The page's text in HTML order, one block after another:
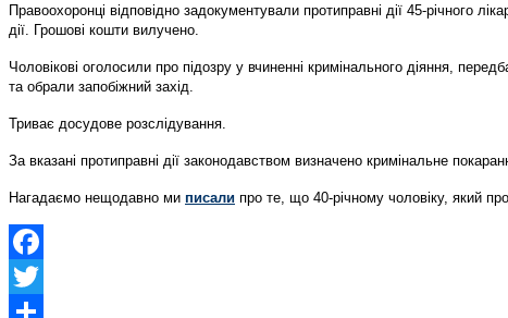
Правоохоронці відповідно задокументували протиправні дії 45-річного
дії. Грошові кошти вилучено.
Чоловікові оголосили про підозру у вчиненні кримінального діяння,
та обрали запобіжний захід.
Триває досудове розслідування.
За вказані протиправні дії законодавством визначено кримінальне
Нагадаємо нещодавно ми писали про те, що 40-річному чоловіку, який
Facebook
Twitter